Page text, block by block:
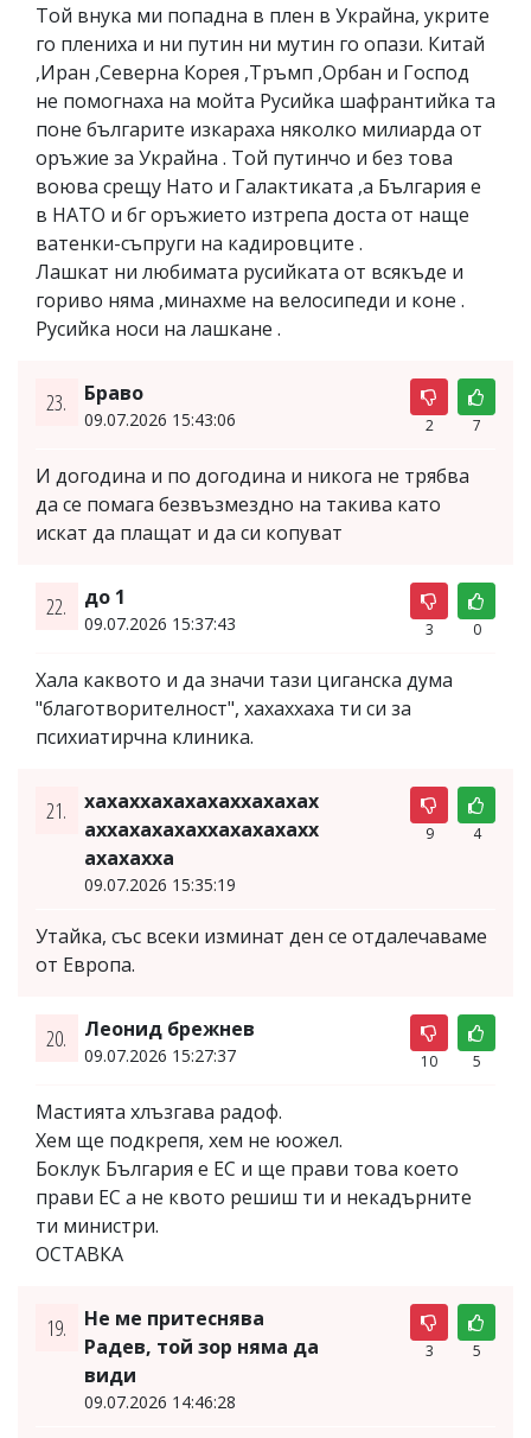
Той внука ми попадна в плен в Украйна, укрите
го плениха и ни путин ни мутин го опази. Китай
,Иран ,Северна Корея ,Тръмп ,Орбан и Господ
не помогнаха на мойта Русийка шафрантийка та
поне българите изкараха няколко милиарда от
оръжие за Украйна . Той путинчо и без това
воюва срещу Нато и Галактиката ,а България е
в НАТО и бг оръжието изтрепа доста от наще
ватенки-съпруги на кадировците .
Лашкат ни любимата русийката от всякъде и
гориво няма ,минахме на велосипеди и коне .
Русийка носи на лашкане .
23. Браво
09.07.2026 15:43:06 2 7
И догодина и по догодина и никога не трябва
да се помага безвъзмездно на такива като
искат да плащат и да си копуват
22. до 1
09.07.2026 15:37:43 3 0
Хала каквото и да значи тази циганска дума
"благотворителност", хахаххаха ти си за
психиатирчна клиника.
21.
хахаххахахахаххахахах
аххахахахаххахахахахх
ахахахха
09.07.2026 15:35:19
9 4
Утайка, със всеки изминат ден се отдалечаваме
от Европа.
20. Леонид брежнев
09.07.2026 15:27:37 10 5
Мастията хлъзгава радоф.
Хем ще подкрепя, хем не юожел.
Боклук България е ЕС и ще прави това което
прави ЕС а не квото решиш ти и некадърните
ти министри.
ОСТАВКА
19.
Не ме притеснява
Радев, той зор няма да
види
09.07.2026 14:46:28
3 5